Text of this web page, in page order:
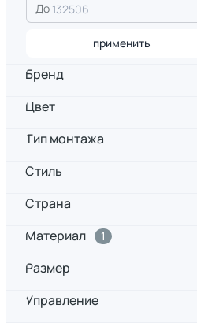
До
применить
Бренд
Цвет
Тип монтажа
Стиль
Страна
Материал
1
Размер
Управление